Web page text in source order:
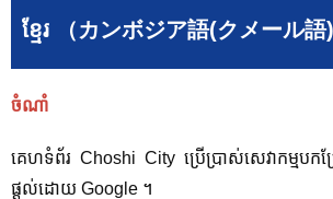
ខ្មែរ （カンボジア語(クメール語)
ចំណាំ
គេហទំព័រ Choshi City ប្រើប្រាស់សេវាកម្មបកប្
ផ្តល់ដោយ Google ។